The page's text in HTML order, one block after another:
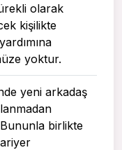
olarak
kişilikte
yoktur.
yeni arkadaş
birlikte